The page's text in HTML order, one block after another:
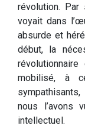
révolution.
voyait dans
absurde et
début, la
mobilisé, à
nous l’avons
intellectuel.